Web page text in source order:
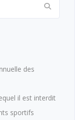
des
il est interdit
sportifs